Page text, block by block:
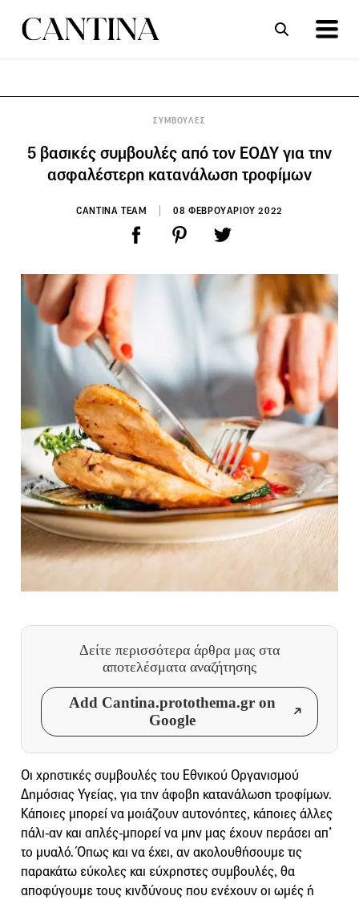
ΣΥΜΒΟΥΛΕΣ
5 βασικές συμβουλές από τον ΕΟΔΥ για την
ασφαλέστερη κατανάλωση τροφίμων
CANTINA TEAM 08 ΦΕΒΡΟΥΑΡΙΟΥ 2022
Δείτε περισσότερα άρθρα μας στα
αποτελέσματα αναζήτησης
Add Cantina.protothema.gr on
Google
Οι χρηστικές συμβουλές του Εθνικού Οργανισμού
Δημόσιας Υγείας, για την άφοβη κατανάλωση τροφίμων.
Κάποιες μπορεί να μοιάζουν αυτονόητες, κάποιες άλλες
πάλι-αν και απλές-μπορεί να μην μας έχουν περάσει απ’
το μυαλό. Όπως και να έχει, αν ακολουθήσουμε τις
παρακάτω εύκολες και εύχρηστες συμβουλές, θα
αποφύγουμε τους κινδύνους που ενέχουν οι ωμές ή